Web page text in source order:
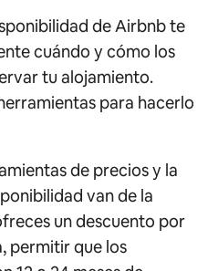
de Airbnb te
cuándo y cómo los
tu alojamiento.
para hacerlo
de precios y la
van de la
un descuento por
permitir que los